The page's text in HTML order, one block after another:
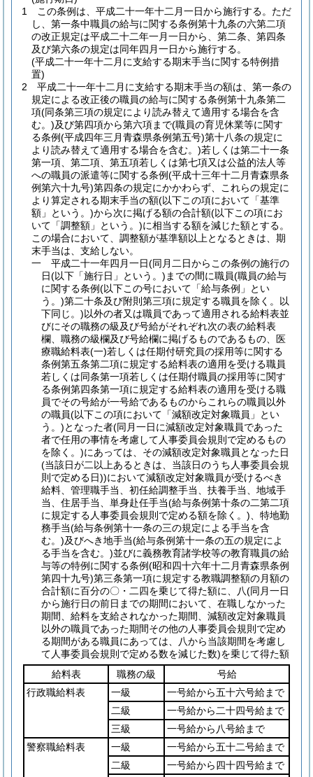
1
この条例は、平成二十一年十二月一日から施行する。 ただ
し、第一条中職員の給与に関する条例第十九条の六第二項
の改正規定は平成二十二年一月一日から、第二条、第四条
及び第六条の規定は同年四月一日から施行する。
(平成二十一年十二月に支給する期末手当に関する特例措
置)
2
平成二十一年十二月に支給する期末手当の額は、第一条の
規定による改正後の職員の給与に関する条例第十九条第二
項(同条第三項の規定により読み替えて適用する場合を含
む。)及び第四項から第六項まで(職員の育児休業等に関す
る条例(平成四年三月青森県条例第五号)第十八条の規定に
より読み替えて適用する場合を含む。)若しくは第二十一条
第一項、第二項、第五項若しくは第七項又は公益的法人等
への職員の派遣等に関する条例(平成十三年十二月青森県条
例第六十九号)第四条の規定にかかわらず、これらの規定に
より算定される期末手当の額(以下この項において「基準
額」という。)から次に掲げる額の合計額(以下この項にお
いて「調整額」という。)に相当する額を減じた額とする。
この場合において、調整額が基準額以上となるときは、期
末手当は、支給しない。
一
平成二十一年四月一日(同月二日からこの条例の施行の
日(以下「施行日」という。) までの間に職員(職員の給与
に関する条例(以下この号において「給与条例」とい
う。)第二十条及び附則第三項に規定する職員を除く。以
下同じ。)以外の者又は職員であって適用される給料表並
びにその職務の級及び号給がそれぞれ次の表の給料表
欄、職務の級欄及び号給欄に掲げるものであるもの、医
療職給料表(一)若しくは任期付研究員の採用等に関する
条例第五条第二項に規定する給料表の適用を受ける職員
若しくは同条第一項若しくは任期付職員の採用等に関す
る条例第四条第一項に規定する給料表の適用を受ける職
員でその号給が一号給であるものからこれらの職員以外
の職員(以下この項において「減額改定対象職員」とい
う。)となった者(同月一日に減額改定対象職員であった
者で任用の事情を考慮して人事委員会規則で定めるもの
を除く。)にあっては、その減額改定対象職員となった日
(当該日が二以上あるときは、当該日のうち人事委員会規
則で定める日))において減額改定対象職員が受けるべき
給料、管理職手当、初任給調整手当、扶養手当、地域手
当、住居手当、単身赴任手当(給与条例第十条の二第二項
に規定する人事委員会規則で定める額を除く。) 、特地勤
務手当(給与条例第十一条の三の規定による手当を含
む。)及びへき地手当(給与条例第十一条の五の規定によ
る手当を含む。)並びに義務教育諸学校等の教育職員の給
与等の特例に関する条例(昭和四十六年十二月青森県条例
第四十九号)第三条第一項に規定する教職調整額の月額の
合計額に百分の〇・二四を乗じて得た額に、八(同月一日
から施行日の前日までの期間において、在職しなかった
期間、給料を支給されなかった期間、減額改定対象職員
以外の職員であった期間その他の人事委員会規則で定め
る期間がある職員にあっては、八から当該期間を考慮し
て人事委員会規則で定める数を減じた数)を乗じて得た額
給料表
職務の級
号給
行政職給料表
一級
一号給から五十六号給まで
二級
一号給から二十四号給まで
三級
一号給から八号給まで
警察職給料表
一級
一号給から五十二号給まで
二級
一号給から四十四号給まで